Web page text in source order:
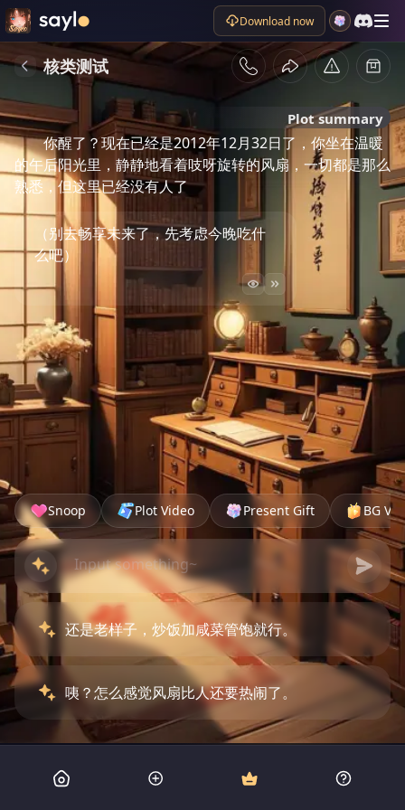
Download now
核类测试
Plot summary
你醒了？现在已经是2012年12月32日了，你坐在温暖
的午后阳光里，静静地看着吱呀旋转的风扇，一切都是那么
熟悉，但这里已经没有人了
（别去畅享未来了，先考虑今晚吃什
么吧）
Snoop Plot Video Present Gift BG
还是老样子，炒饭加咸菜管饱就行。
咦？怎么感觉风扇比人还要热闹了。